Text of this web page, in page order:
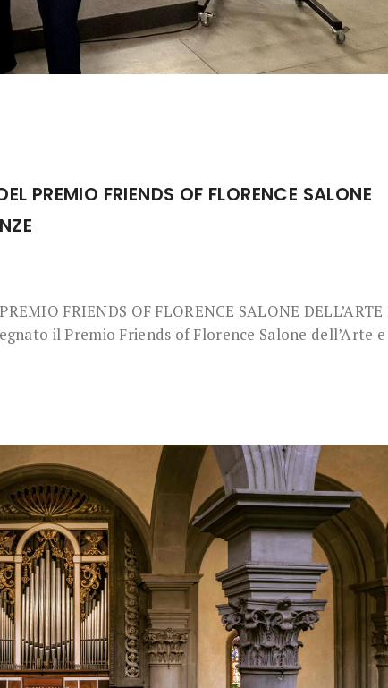
PREMIO FRIENDS OF FLORENCE SALONE
FRIENDS OF FLORENCE SALONE DELL’ARTE
il Premio Friends of Florence Salone dell’Arte